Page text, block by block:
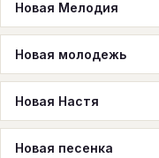
Новая Мелодия
Новая молодежь
Новая Настя
Новая песенка